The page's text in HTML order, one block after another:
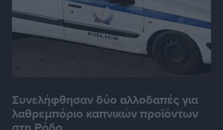
Συνελήφθησαν δύο αλλοδαπές για
λαθρεμπόριο καπνικών προϊόντων